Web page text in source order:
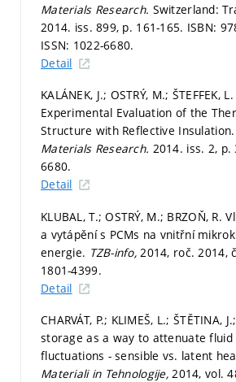
Materials Research. Switzerland:
2014. iss. 899, p. 161-165. ISBN:
ISSN: 1022-6680.
Detail
KALÁNEK, J.; OSTRÝ, M.; ŠTEFFEK,
Experimental Evaluation of the
Structure with Reflective
Materials Research. 2014. iss. 2, p.
6680.
Detail
KLUBAL, T.; OSTRÝ, M.; BRZOŇ, R.
a vytápění s PCMs na vnitřní
energie. TZB-info, 2014, roč. 2014,
1801-4399.
Detail
CHARVÁT, P.; KLIMEŠ, L.; ŠTĚTINA,
storage as a way to attenuate
fluctuations - sensible vs. latent
Materiali in Tehnologije,2014, vol.